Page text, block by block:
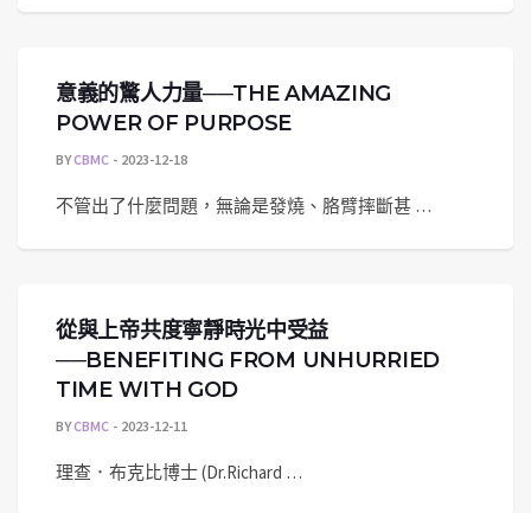
意義的驚人力量──THE AMAZING
POWER OF PURPOSE
BYCBMC 2023-12-18
不管出了什麼問題，無論是發燒、胳臂摔斷甚 …
從與上帝共度寧靜時光中受益
──BENEFITING FROM UNHURRIED
TIME WITH GOD
BYCBMC 2023-12-11
理查．布克比博士 (Dr.Richard …